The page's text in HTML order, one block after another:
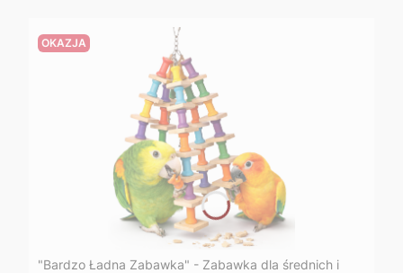
OKAZJA
"Bardzo Ładna Zabawka" - Zabawka dla średnich i